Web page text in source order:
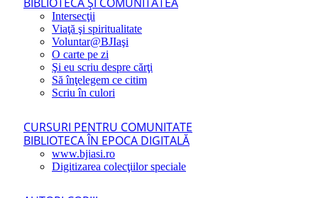
Intersecţii
Viaţă şi spiritualitate
Voluntar@BJIaşi
O carte pe zi
Şi eu scriu despre cărţi
Să înţelegem ce citim
Scriu în culori
CURSURI PENTRU COMUNITATE
BIBLIOTECA ÎN EPOCA DIGITALĂ
www.bjiasi.ro
Digitizarea colecţiilor speciale